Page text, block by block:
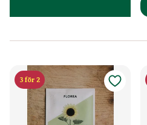
3 för 2